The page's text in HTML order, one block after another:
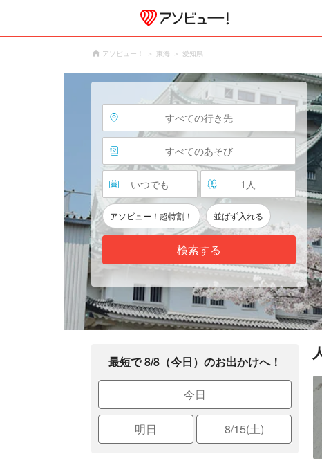
アソビュー！ 東海 愛知県
すべての行き先
すべてのあそび
いつでも 1 人
アソビュー！超特割！ 並ばず入れる
検索する
最短で 8/8（今日）のお出かけへ！
今日
明日 8/15(土)